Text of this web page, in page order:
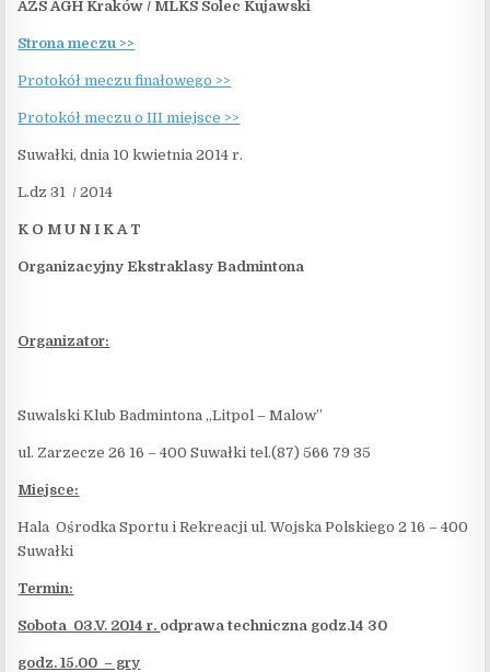
AZS AGH Kraków / MLKS Solec Kujawski
Strona meczu >>
Protokół meczu finałowego >>
Protokół meczu o III miejsce >>
Suwałki, dnia 10 kwietnia 2014 r.
L.dz 31 / 2014
K O M U N I K A T
Organizacyjny Ekstraklasy Badmintona
Organizator:
Suwalski Klub Badmintona „Litpol – Malow”
ul. Zarzecze 26 16 – 400 Suwałki tel.(87) 566 79 35
Miejsce:
Hala Ośrodka Sportu i Rekreacji ul. Wojska Polskiego 2 16 – 400
Suwałki
Termin:
Sobota 03.V. 2014 r. odprawa techniczna godz.14 30
godz. 15.00 – gry